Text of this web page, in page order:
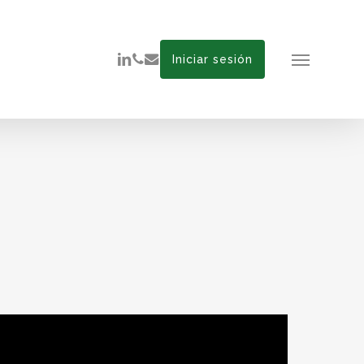
Menu
Iniciar sesión
linkedin
phone
email